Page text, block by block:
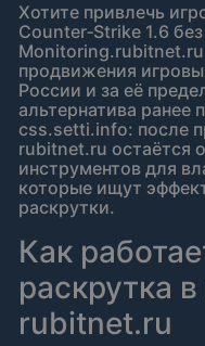
Хотите привлечь
Counter‑Strike 1.6
продвижения
России и за её
альтернатива ранее
css.setti.info: после
rubitnet.ru остаётся
инструментов для
которые ищут
раскрутки.
Как
раскрутка
rubitnet.ru